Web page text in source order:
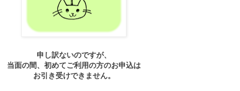
申し訳ないのですが、
当面の間、初めてご利用の方のお申込は
お引き受けできません。